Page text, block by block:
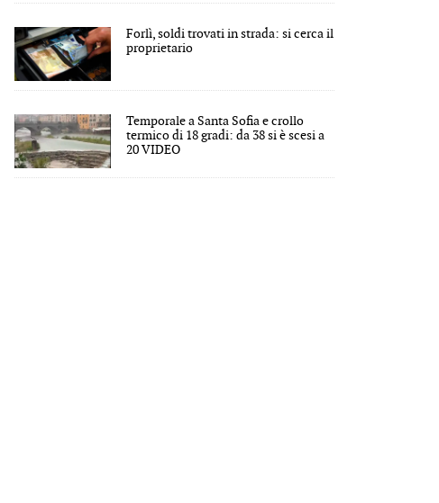
Forlì, soldi trovati in strada: si cerca il
proprietario
Temporale a Santa Sofia e crollo
termico di 18 gradi: da 38 si è scesi a
20 VIDEO